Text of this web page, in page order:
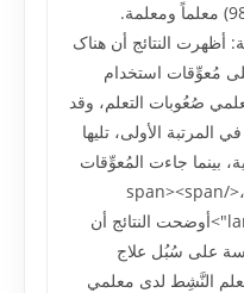
عَيِّنة عشوائية بسيطة بلغ حجمها (98) معلماً ومعلمة.
أظهرت النتائج أن هناک
مُعوِّقات استخدام
صُعُوبات التعلم، وقد
المرتبة الأولى، تليها
بينما جاءت المُعوِّقات
المتعلقة بالمتعلم بالمرتبة الأخيرة،</span><span
lang="AR-SA"> <span dir="RTL">أوضحت النتائج أن
على سُبُل علاج
النَّشِط لدى معلمي